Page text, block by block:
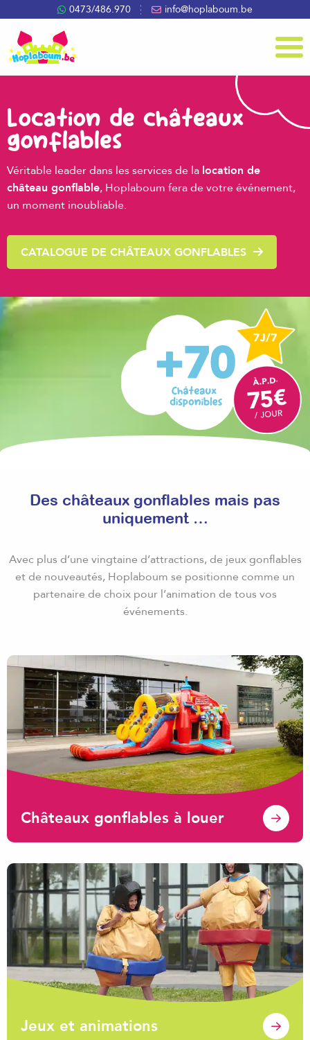
0473/486.970 info@hoplaboum.be
Menu
Location de châteaux
gonflables
Véritable leader dans les services de la location de
château gonflable, Hoplaboum fera de votre événement,
un moment inoubliable.
CATALOGUE DE CHÂTEAUX GONFLABLES
Des châteaux gonflables mais pas
uniquement …
Avec plus d’une vingtaine d’attractions, de jeux gonflables
et de nouveautés, Hoplaboum se positionne comme un
partenaire de choix pour l’animation de tous vos
événements.
Châteaux gonflables à louer
Jeux et animations